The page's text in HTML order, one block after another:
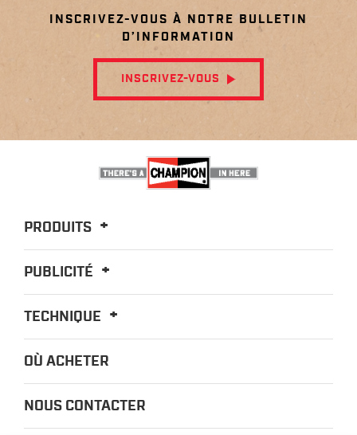
INSCRIVEZ-VOUS À NOTRE BULLETIN
D’INFORMATION
INSCRIVEZ-VOUS
PRODUITS
PUBLICITÉ
TECHNIQUE
OÙ ACHETER
NOUS CONTACTER